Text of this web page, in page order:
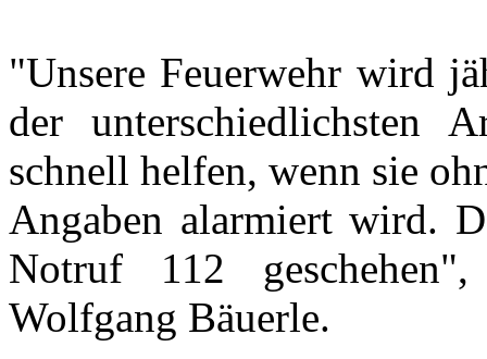
"Unsere Feuerwehr wird
der unterschiedlichsten
schnell helfen, wenn sie
Angaben alarmiert wird.
Notruf 112 geschehen",
Wolfgang Bäuerle.